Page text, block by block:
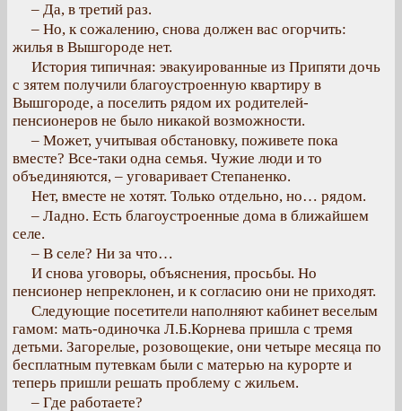
– Да, в третий раз.
– Но, к сожалению, снова должен вас огорчить:
жилья в Вышгороде нет.
История типичная: эвакуированные из Припяти дочь
с зятем получили благоустроенную квартиру в
Вышгороде, а поселить рядом их родителей-
пенсионеров не было никакой возможности.
– Может, учитывая обстановку, поживете пока
вместе? Все-таки одна семья. Чужие люди и то
объединяются, – уговаривает Степаненко.
Нет, вместе не хотят. Только отдельно, но… рядом.
– Ладно. Есть благоустроенные дома в ближайшем
селе.
– В селе? Ни за что…
И снова уговоры, объяснения, просьбы. Но
пенсионер непреклонен, и к согласию они не приходят.
Следующие посетители наполняют кабинет веселым
гамом: мать-одиночка Л.Б.Корнева пришла с тремя
детьми. Загорелые, розовощекие, они четыре месяца по
бесплатным путевкам были с матерью на курорте и
теперь пришли решать проблему с жильем.
– Где работаете?